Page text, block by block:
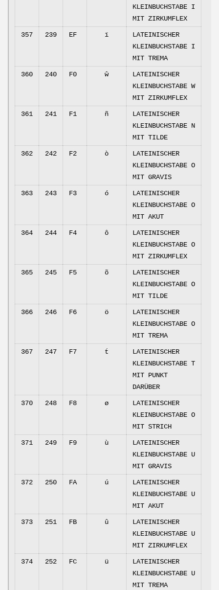
KLEINBUCHSTABE I
MIT ZIRKUMFLEX
357 239 EF ï
LATEINISCHER
KLEINBUCHSTABE I
MIT TREMA
360 240 F0 ŵ
LATEINISCHER
KLEINBUCHSTABE W
MIT ZIRKUMFLEX
361 241 F1 ñ
LATEINISCHER
KLEINBUCHSTABE N
MIT TILDE
362 242 F2 ò
LATEINISCHER
KLEINBUCHSTABE O
MIT GRAVIS
363 243 F3 ó
LATEINISCHER
KLEINBUCHSTABE O
MIT AKUT
364 244 F4 ô
LATEINISCHER
KLEINBUCHSTABE O
MIT ZIRKUMFLEX
365 245 F5 õ
LATEINISCHER
KLEINBUCHSTABE O
MIT TILDE
366 246 F6 ö
LATEINISCHER
KLEINBUCHSTABE O
MIT TREMA
367 247 F7 ṫ
LATEINISCHER
KLEINBUCHSTABE T
MIT PUNKT
DARÜBER
370 248 F8 ø
LATEINISCHER
KLEINBUCHSTABE O
MIT STRICH
371 249 F9 ù
LATEINISCHER
KLEINBUCHSTABE U
MIT GRAVIS
372 250 FA ú
LATEINISCHER
KLEINBUCHSTABE U
MIT AKUT
373 251 FB û
LATEINISCHER
KLEINBUCHSTABE U
MIT ZIRKUMFLEX
374 252 FC ü
LATEINISCHER
KLEINBUCHSTABE U
MIT TREMA